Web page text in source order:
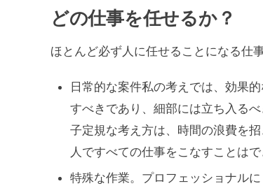
どの仕事を任せるか？
ほとんど必ず人に任せることになる仕
日常的な案件私の考えでは、効果
すべきであり、細部には立ち入る
子定規な考え方は、時間の浪費を
人ですべての仕事をこなすことはで
特殊な作業。プロフェッショナル